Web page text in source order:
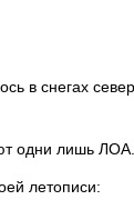
в снегах
одни лишь
летописи: